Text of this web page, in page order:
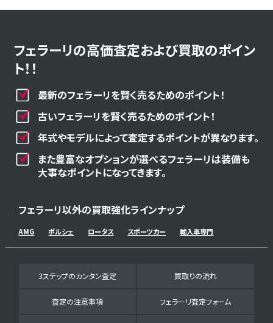
フェラーリの高価査定および買取のポイン
ト！！
最新のフェラーリを賢く売るためのポイント！
古いフェラーリを賢く売るためのポイント！
年式やモデルによって査定するポイントが異なります。
また豊富なオプションが選べるフェラーリは装備も
大事なポイントになってきます。
フェラーリ以外の買取強化ラインナップ
AMG ポルシェ ロータス スポーツカー 輸入車専門
3ステップのカンタン査定 買取りの流れ
査定の注意事項 フェラーリ査定フォーム